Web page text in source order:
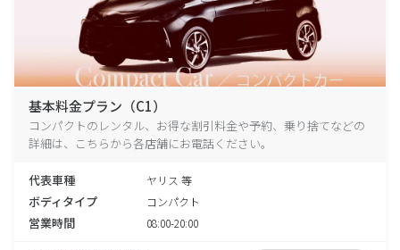
基本料金プラン（C1）
コンパクトのレンタル、お得な割引料金や予約、乗り捨てなどの
詳細は、こちらから各店舗にお電話ください。
代表車種 ヤリス 等
ボディタイプ コンパクト
営業時間 08:00-20:00